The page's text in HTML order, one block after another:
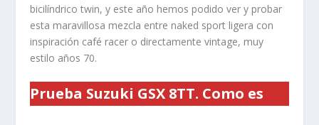
bicilíndrico twin, y este año hemos podido ver y probar
esta maravillosa mezcla entre naked sport ligera con
inspiración café racer o directamente vintage, muy
estilo años 70.
Prueba Suzuki GSX 8TT. Como es